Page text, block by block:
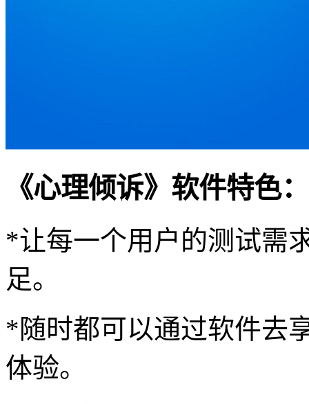
《心理倾诉》软件特色：
*让每一个用户的测试需
足。
*随时都可以通过软件去
体验。